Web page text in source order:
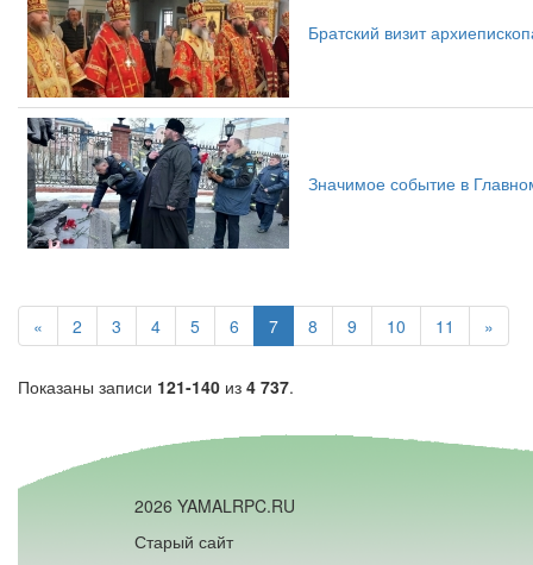
Братский визит
Значимое событие в
« 2 3 4 5 6 7 8 9 10 11 »
Показаны записи 121-140 из 4 737.
2026 YAMALRPC.RU
Старый сайт